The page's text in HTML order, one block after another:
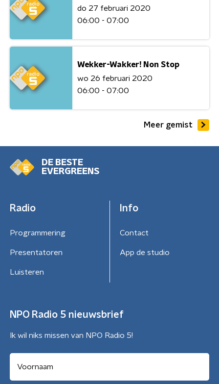
do 27 februari 2020
06:00 - 07:00
Wekker-Wakker! Non Stop
wo 26 februari 2020
06:00 - 07:00
Meer gemist
DE BESTE
EVERGREENS
Radio
Programmering
Presentatoren
Luisteren
Info
Contact
App de studio
NPO Radio 5 nieuwsbrief
Ik wil niks missen van NPO Radio 5!